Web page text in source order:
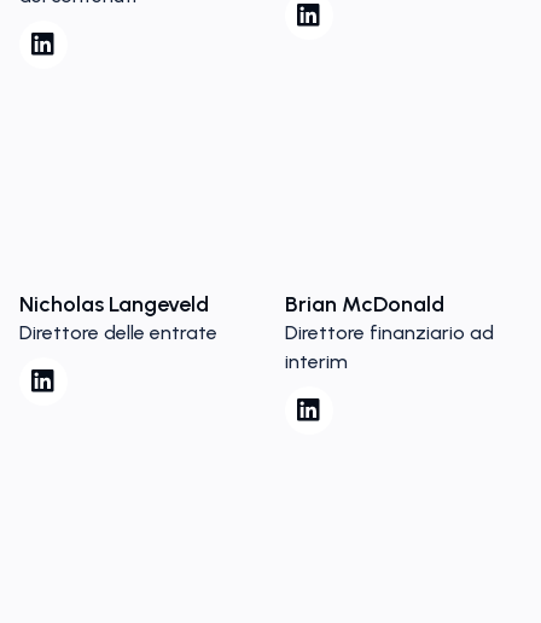
Nicholas Langeveld
Direttore delle entrate
Brian McDonald
Direttore finanziario ad
interim